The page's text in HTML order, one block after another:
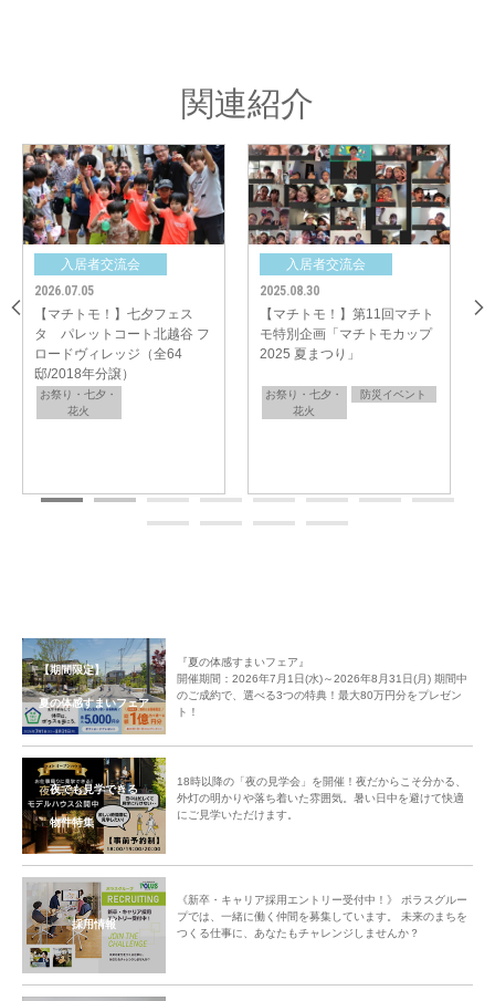
バケツリレーの熱気冷めやらぬ中、いよいよお待ちかねの夏まつりへ。
スーパーボールすくいや花火など、夏まつりグッズを使って、分譲地ごとに
できた今回の「マチトモカップ」。参加された皆さまにとって、夏の思い出
の1ページとなるイベントになったことを、心より嬉しく思います。
＜参加分譲地の夏まつりの様子をご紹介＞
▷トゥデイズカフェ戸塚安行
▷アンパサンド大宮・大和田
▷カフェマチ鶴瀬シーサイドテイスト
▷カサーノ北浦和 由縁の路
▷ビー・グレイス船橋三咲 ブロッサムシーズン
関連紹介
】第11回マチト
マチトモカップ
り」
防災イベント
【マチトモ！】夏イベント
パレットコート流山セントラ
ルパーク フラグメンツ（全31
【マチトモ！】
ー・グレイス船
お祭り・七夕・
【期間限定】
夏の体感すまいフェア
『夏の体感すまいフェア』
開催期間：2026年7月1日(水)～2026年8月31日(月) 期間中
のご成約で、選べる3つの特典！最大80万円分をプレゼン
ト！
夜でも見学できる
物件特集
18時以降の「夜の見学会」を開催！夜だからこそ分かる、
外灯の明かりや落ち着いた雰囲気。暑い日中を避けて快適
にご見学いただけます。
採用情報
《新卒・キャリア採用エントリー受付中！》 ポラスグルー
プでは、一緒に働く仲間を募集しています。 未来のまちを
つくる仕事に、あなたもチャレンジしませんか？